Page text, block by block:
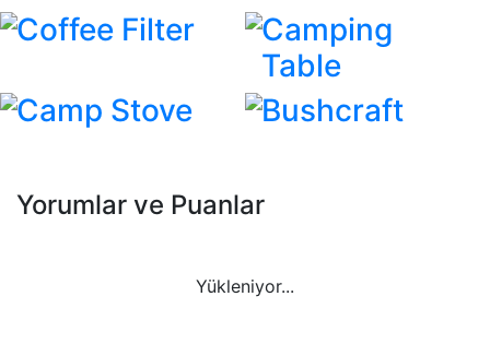
Coffee Filter
Camping
Table
Camp Stove
Bushcraft
Yorumlar ve Puanlar
Yükleniyor...